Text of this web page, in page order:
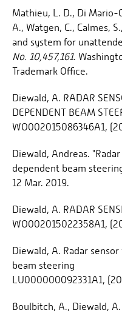
Mathieu, L. D., Di Mario-
A., Watgen, C., Calmes,
and system for
No. 10,457,161.
Trademark Office.
Diewald, A. RADAR
DEPENDENT BEAM
WO002015086346A1,
Diewald, Andreas.
dependent beam
12 Mar. 2019.
Diewald, A. RADAR
WO002015022358A1,
Diewald, A. Radar
beam steering
LU000000092331A1,
Boulbitch, A., Diewald,